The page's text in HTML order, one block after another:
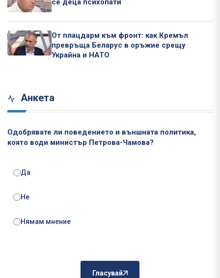
се деца психопати
От плацдарм към фронт: как Кремъл
превръща Беларус в оръжие срещу
Украйна и НАТО
Анкета
Одобрявате ли поведението и външната политика,
която води министър Петрова-Чамова?
Да
Не
Нямам мнение
Гласувай